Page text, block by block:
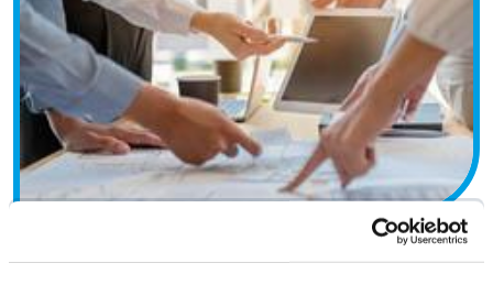
De gebruiker van het onlineplatform FiMiS kan